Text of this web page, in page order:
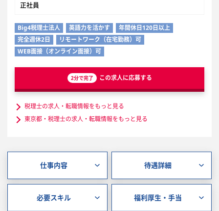
正社員
Big4税理士法人 英語力を活かす
年間休日120日以上
完全週休2日
リモートワーク（在宅勤務）可
WEB面接（オンライン面接）可
2分で完了 この求人に応募する
税理士の求人・転職情報をもっと見る
東京都・税理士の求人・転職情報をもっと見る
仕事内容 待遇詳細
必要スキル 福利厚生・手当